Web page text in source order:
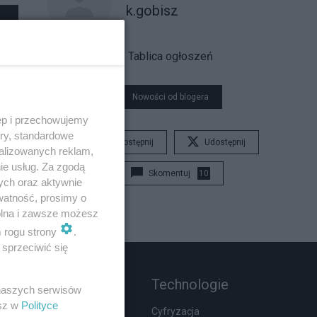
k.gobisz
Tablica ogłoszeń
Nowości od blogera
Udostępnij Udostępnij
Skomentuj 10
Rozmaitości
Zdrowie
Technologie
Cyfryzacja
i przechowujemy
standardowe
reklam,
usług. Za zgodą
oraz aktywnie
prosimy o
i zawsze możesz
rogu strony
.
się
serwisów
w Polityce